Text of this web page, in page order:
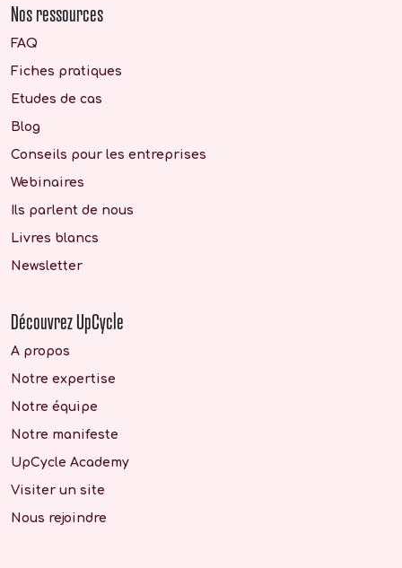
Nos ressources
FAQ
Fiches pratiques
Etudes de cas
Blog
Conseils pour les entreprises
Webinaires
Ils parlent de nous
Livres blancs
Newsletter
Découvrez UpCycle
A propos
Notre expertise
Notre équipe
Notre manifeste
UpCycle Academy
Visiter un site
Nous rejoindre